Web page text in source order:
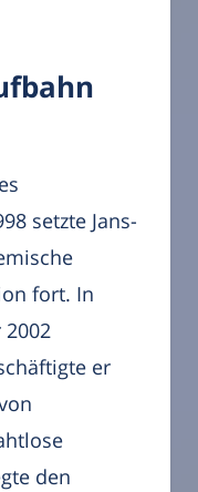
setzte Jans-
fort. In
er
den